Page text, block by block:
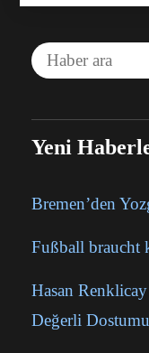
Yeni
Bremen’den
Fußball braucht
Hasan
Değerli